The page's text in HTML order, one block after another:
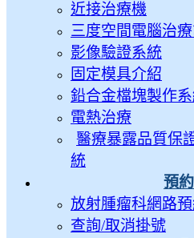
近接治療機
三度空間電腦治
影像驗證系統
固定模具介紹
鉛合金檔塊製作
電熱治療
醫療暴露品質保
統
預
放射腫瘤科網路
查詢/取消掛號